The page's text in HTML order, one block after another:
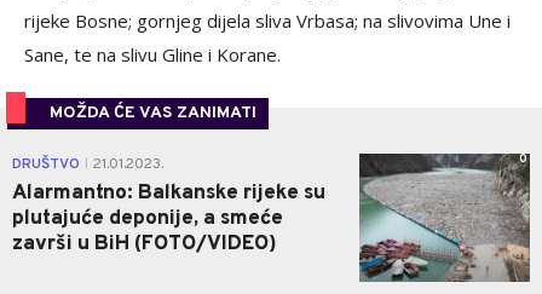
rijeke Bosne; gornjeg dijela sliva Vrbasa; na slivovima Une i
Sane, te na slivu Gline i Korane.
MOŽDA ĆE VAS ZANIMATI
DRUŠTVO 21.01.2023.
Alarmantno: Balkanske rijeke su
plutajuće deponije, a smeće
završi u BiH (FOTO/VIDEO)
0